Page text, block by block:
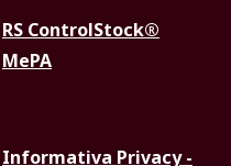
RS ControlStock®
MePA
Informativa Privacy -